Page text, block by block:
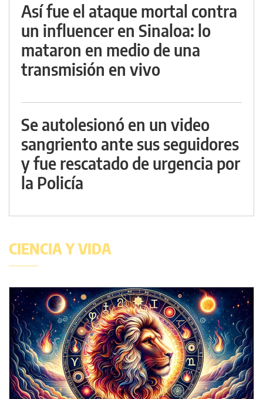
Así fue el ataque mortal contra
un influencer en Sinaloa: lo
mataron en medio de una
transmisión en vivo
Se autolesionó en un video
sangriento ante sus seguidores
y fue rescatado de urgencia por
la Policía
CIENCIA Y VIDA